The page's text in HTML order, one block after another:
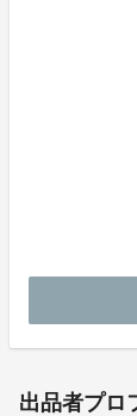
グへ掲載す
出品者プロ